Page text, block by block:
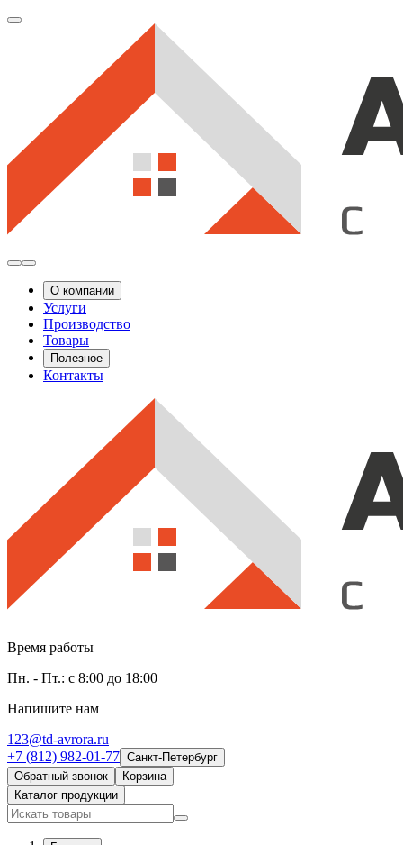
О компании
Услуги
Производство
Товары
Полезное
Контакты
Время работы
Пн. - Пт.: с 8:00 до 18:00
Напишите нам
123@td-avrora.ru
+7 (812) 982-01-77 Санкт-Петербург
Обратный звонок
Корзина
Каталог продукции